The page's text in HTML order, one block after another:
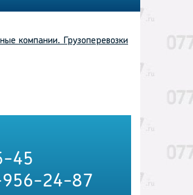
компании. Грузоперевозки
45
24-87